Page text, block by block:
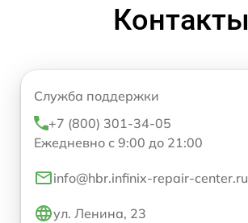
Контакты
Служба поддержки
+7 (800) 301-34-05
Ежедневно с 9:00 до 21:00
info@hbr.infinix-repair-center.ru
ул. Ленина, 23